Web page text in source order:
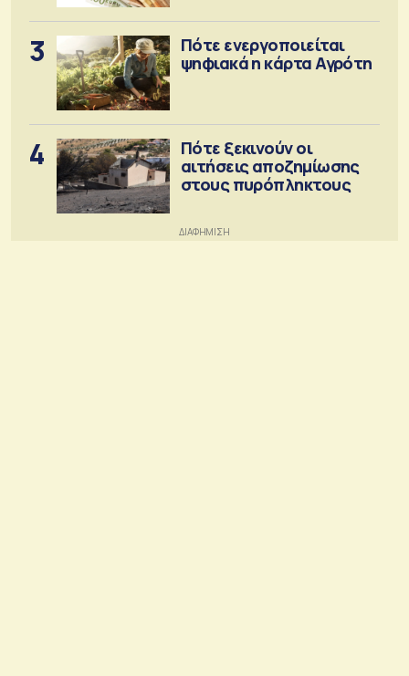
3
Πότε ενεργοποιείται
ψηφιακά η κάρτα Αγρότη
4
Πότε ξεκινούν οι
αιτήσεις αποζημίωσης
στους πυρόπληκτους